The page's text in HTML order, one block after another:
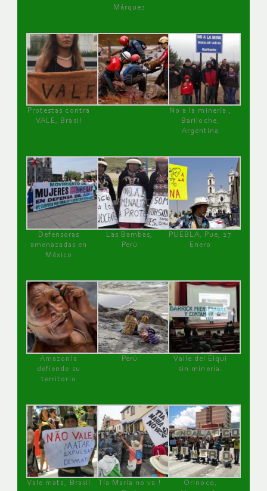
Márquez
Protestas contra
VALE, Brasil
No a la minería ,
Bariloche,
Argentina
Defensoras
amenazadas en
México
Las Bambas,
Perú
PUEBLA, Pue, 27
Enero
Amazonía
defiende su
territorio
Perú
Valle del Elqui
sin minería.
Vale mata, Brasil
Tía María no va !
Orinoco,